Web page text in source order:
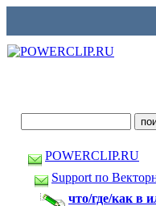
POWERCLIP.RU
Support по
что/где/как в